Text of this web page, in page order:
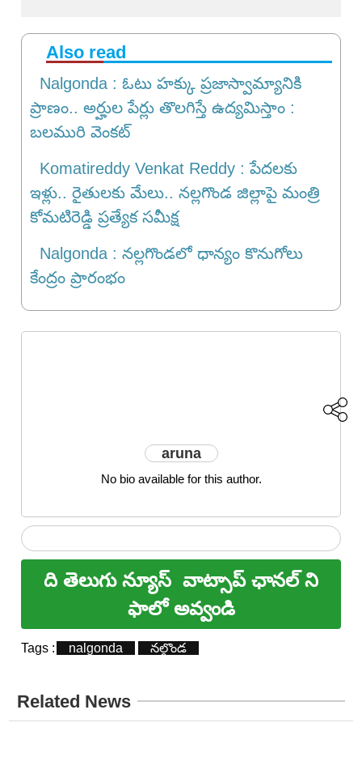
Also read
Nalgonda : ఓటు హక్కు ప్రజాస్వామ్యానికి
ప్రాణం.. అర్హుల పేర్లు తొలగిస్తే ఉద్యమిస్తాం :
బలమురి వెంకట్
Komatireddy Venkat Reddy : పేదలకు
ఇళ్లు.. రైతులకు మేలు.. నల్లగొండ జిల్లాపై మంత్రి
కోమటిరెడ్డి ప్రత్యేక సమీక్ష
Nalgonda : నల్లగొండలో ధాన్యం కొనుగోలు
కేంద్రం ప్రారంభం
aruna
No bio available for this author.
ది తెలుగు న్యూస్ వాట్సాప్ ఛానల్ ని
ఫాలో అవ్వండి
Tags : nalgonda నల్గొండ
Related News